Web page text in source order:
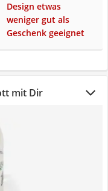
Design etwas
weniger gut als
Geschenk geeignet
mit Dir